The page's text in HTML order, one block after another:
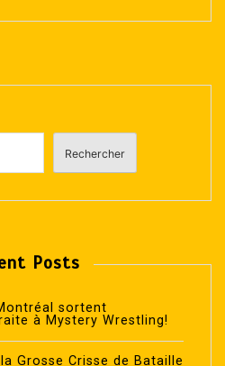
Rechercher
Posts
sortent
à Mystery Wrestling!
Grosse Crisse de Bataille